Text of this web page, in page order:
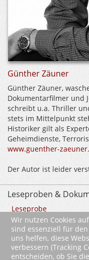
Günther Zäuner
Günther Zäuner,
Dokumentarfilmer und
schreibt u.a. Thriller
stets im Mittelpunkt
Historiker gilt als
Geheimdienste,
www.guenther-
Der Autor ist leider
Leseproben &
Leseprobe
zurück
* Alle Preise inkl.
Wir nutzen Cookies
sind essenziell für
uns helfen, diese
verbessern (Tracking
entscheiden, ob Sie